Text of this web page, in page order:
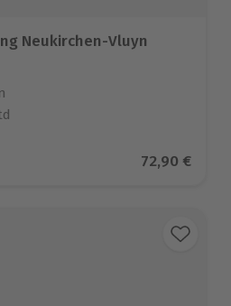
Neukirchen-Vluyn
Aktueller
72,90 €